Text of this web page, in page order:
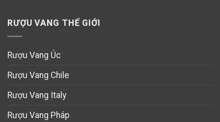
RƯỢU VANG THẾ GIỚI
Rượu Vang Úc
Rượu Vang Chile
Rượu Vang Italy
Rượu Vang Pháp